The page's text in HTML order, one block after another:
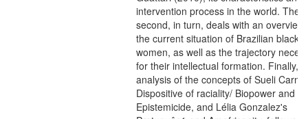
intervention process in the world. The
second, in turn, deals with an overview
the current situation of Brazilian black
women, as well as the trajectory
for their intellectual formation. Finally,
analysis of the concepts of Sueli
Dispositive of raciality/ Biopower and
Epistemicide, and Lélia Gonzalez's